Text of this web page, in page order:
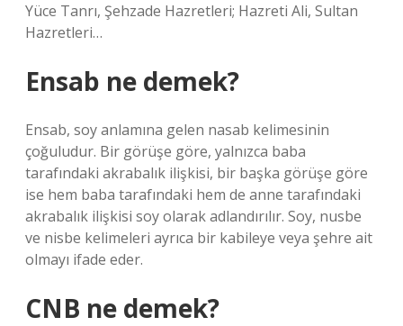
Yüce Tanrı, Şehzade Hazretleri; Hazreti Ali, Sultan
Hazretleri…
Ensab ne demek?
Ensab, soy anlamına gelen nasab kelimesinin
çoğuludur. Bir görüşe göre, yalnızca baba
tarafındaki akrabalık ilişkisi, bir başka görüşe göre
ise hem baba tarafındaki hem de anne tarafındaki
akrabalık ilişkisi soy olarak adlandırılır. Soy, nusbe
ve nisbe kelimeleri ayrıca bir kabileye veya şehre ait
olmayı ifade eder.
CNB ne demek?